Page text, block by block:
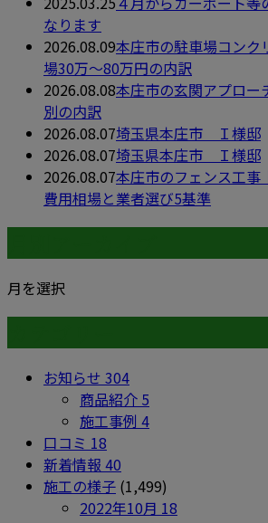
なります
2026.08.09本庄市の駐車場コンク
場30万〜80万円の内訳
2026.08.08本庄市の玄関アプロー
別の内訳
2026.08.07埼玉県本庄市 Ｉ様邸
2026.08.07埼玉県本庄市 Ｉ様邸
2026.08.07本庄市のフェンス工事
費用相場と業者選び5基準
月を選択
お知らせ 304
商品紹介 5
施工事例 4
口コミ 18
新着情報 40
施工の様子 (1,499)
2022年10月 18